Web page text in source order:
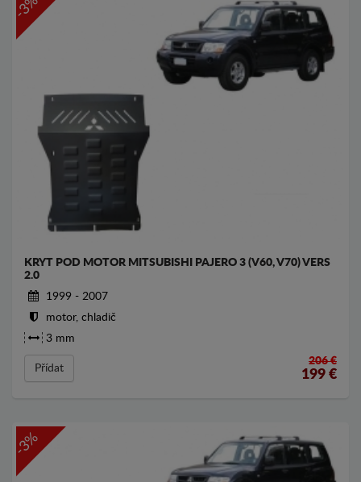
-3%
KRYT POD MOTOR MITSUBISHI PAJERO 3 (V60, V70) VERS
2.0
1999 - 2007
motor, chladič
3 mm
Přídat
206 €
199 €
-3%